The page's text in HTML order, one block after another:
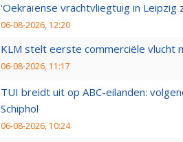
'Oekraïense vrachtvliegtuig in Leipzig
06-08-2026, 12:20
KLM stelt eerste commerciële vlucht
06-08-2026, 11:17
TUI breidt uit op ABC-eilanden:
Schiphol
06-08-2026, 10:24